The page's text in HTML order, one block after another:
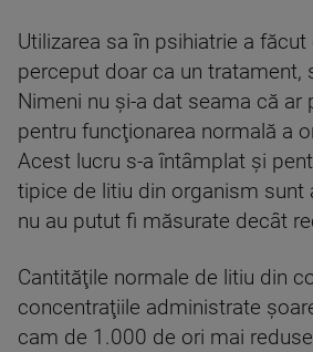
Utilizarea sa în psihiatrie a
perceput doar ca un tratament,
Nimeni nu şi-a dat seama că
pentru funcţionarea normală a
Acest lucru s-a întâmplat şi
tipice de litiu din organism sunt
nu au putut fi măsurate decât
Cantităţile normale de litiu din
concentraţiile administrate
cam de 1.000 de ori mai